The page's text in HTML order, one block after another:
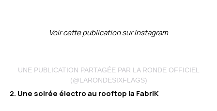
Voir cette publication sur Instagram
UNE PUBLICATION PARTAGÉE PAR LA RONDE OFFICIEL
(@LARONDESIXFLAGS)
2. Une soirée électro au rooftop la FabriK